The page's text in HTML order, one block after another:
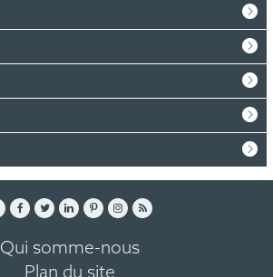
Qui somme-nous
Plan du site